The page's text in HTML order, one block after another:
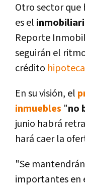
Otro sector que
es el
Reporte
seguirán el
crédito
En su visión, el
inmuebles "no
junio habrá
hará caer la
"Se
importantes en